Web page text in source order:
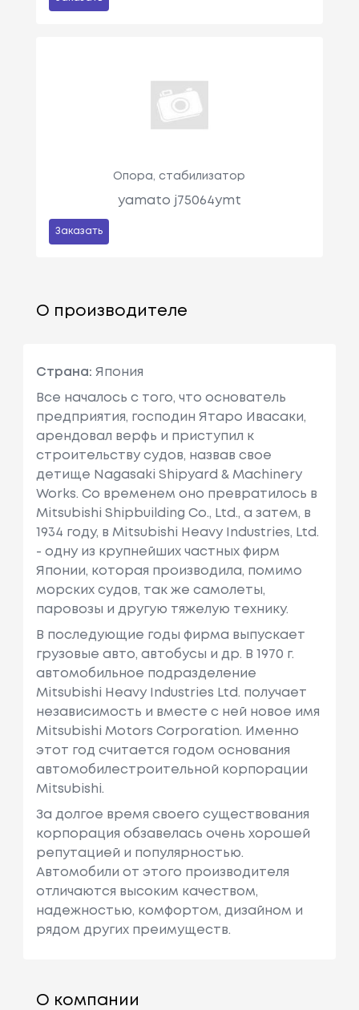
Опора, стабилизатор
yamato j75064ymt
Заказать
О производителе
Страна: Япония
Все началось с того, что основатель
предприятия, господин Ятаро Ивасаки,
арендовал верфь и приступил к
строительству судов, назвав свое
детище Nagasaki Shipyard & Machinery
Works. Со временем оно превратилось в
Mitsubishi Shipbuilding Co., Ltd., а затем, в
1934 году, в Mitsubishi Heavy Industries, Ltd.
- одну из крупнейших частных фирм
Японии, которая производила, помимо
морских судов, так же самолеты,
паровозы и другую тяжелую технику.
В последующие годы фирма выпускает
грузовые авто, автобусы и др. В 1970 г.
автомобильное подразделение
Mitsubishi Heavy Industries Ltd. получает
независимость и вместе с ней новое имя
Mitsubishi Motors Corporation. Именно
этот год считается годом основания
автомобилестроительной корпорации
Mitsubishi.
За долгое время своего существования
корпорация обзавелась очень хорошей
репутацией и популярностью.
Автомобили от этого производителя
отличаются высоким качеством,
надежностью, комфортом, дизайном и
рядом других преимуществ.
О компании